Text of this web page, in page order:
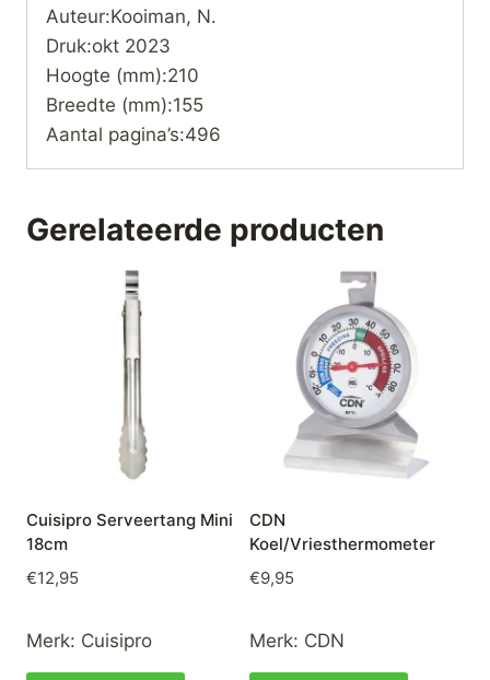
Auteur:Kooiman, N.
Druk:okt 2023
Hoogte (mm):210
Breedte (mm):155
Aantal pagina’s:496
Gerelateerde producten
Cuisipro Serveertang Mini
18cm
€12,95
Merk: Cuisipro
CDN
Koel/Vriesthermometer
€9,95
Merk: CDN